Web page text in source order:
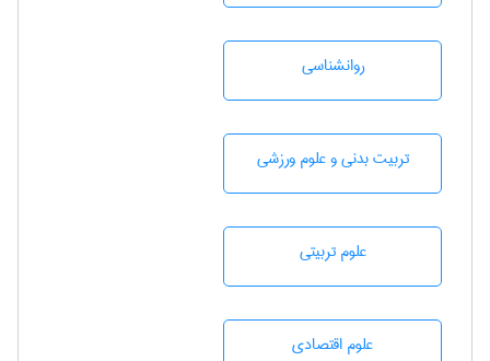
روانشناسی
تربيت بدنی و علوم ورزشی
علوم تربيتی
علوم اقتصادی